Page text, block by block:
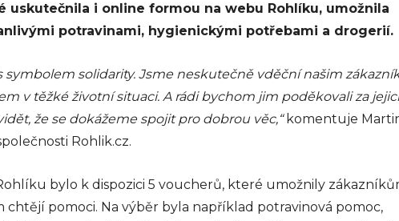
uskutečnila i online formou na webu Rohlíku, umožnila
potravinami, hygienickými potřebami a drogerií.
symbolem solidarity. Jsme neskutečně vděční našim
v těžké životní situaci. A rádi bychom jim poděkovali za
že se dokážeme spojit pro dobrou věc,“ komentuje
Rohlik.cz.
bylo k dispozici 5 voucherů, které umožnily
chtějí pomoci. Na výběr byla například potravinová pomoc,